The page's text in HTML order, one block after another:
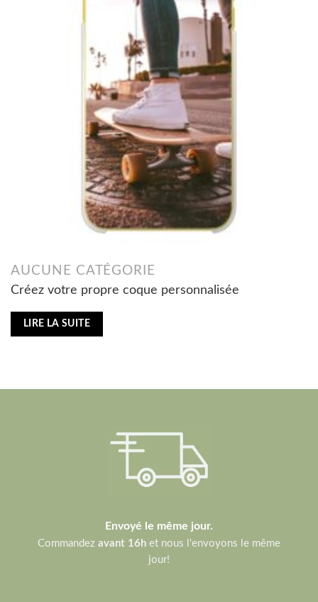
AUCUNE CATÉGORIE
Créez votre propre coque personnalisée
LIRE LA SUITE
Envoyé le même jour.
Commandez avant 16h et nous l'envoyons le même
jour!